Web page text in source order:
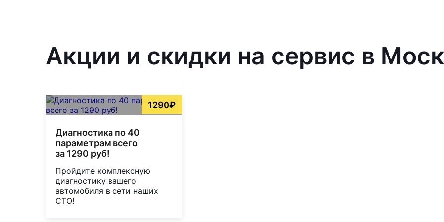
Акции и скидки на сервис в
1290₽
Диагностика по 40
параметрам всего
за 1290 руб!
Пройдите комплексную
диагностику вашего
автомобиля в сети наших
СТО!